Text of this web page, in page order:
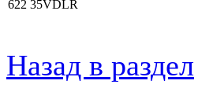
622 35VDLR
Назад в раздел